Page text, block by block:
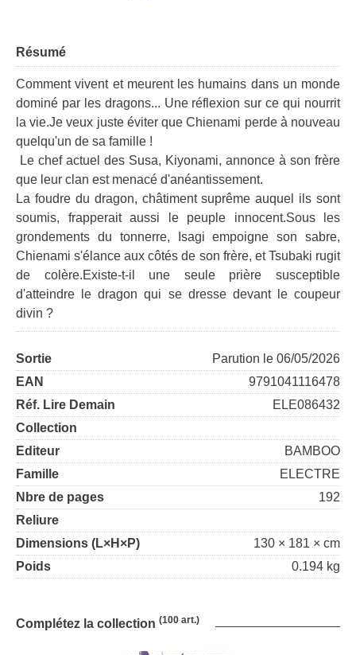
Résumé
Comment vivent et meurent les humains dans un monde
dominé par les dragons... Une réflexion sur ce qui nourrit
la vie.Je veux juste éviter que Chienami perde à nouveau
quelqu'un de sa famille !
Le chef actuel des Susa, Kiyonami, annonce à son frère
que leur clan est menacé d'anéantissement.
La foudre du dragon, châtiment suprême auquel ils sont
soumis, frapperait aussi le peuple innocent.Sous les
grondements du tonnerre, Isagi empoigne son sabre,
Chienami s'élance aux côtés de son frère, et Tsubaki rugit
de colère.Existe-t-il une seule prière susceptible
d'atteindre le dragon qui se dresse devant le coupeur
divin ?
Sortie
Parution le 06/05/2026
EAN
9791041116478
Réf. Lire Demain
ELE086432
Collection
Editeur
BAMBOO
Famille
ELECTRE
Nbre de pages
192
Reliure
Dimensions (L×H×P)
130 × 181 × cm
Poids
0.194 kg
Complétez la collection (100 art.)